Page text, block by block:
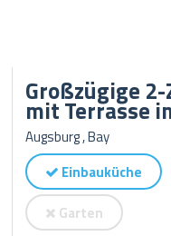
Großzügige
mit Terrasse
Augsburg , Bay
Einbauküche
Garten